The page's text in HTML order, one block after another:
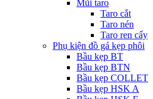
Mũi taro
Taro cắt
Taro nén
Taro ren cấy
Phụ kiện đồ gá kẹp phôi
Bầu kẹp BT
Bầu kẹp BTN
Bầu kẹp COLLET
Bầu kẹp HSK A